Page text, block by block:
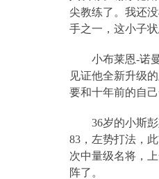
尖教练了。我还
手之一，这小子
小布莱恩-诺
见证他全新升级
要和十年前的自
36岁的小斯
83 ，左势打法，
次中量级名将，
阵了。